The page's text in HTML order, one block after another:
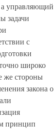
а управляющий
задачи
с
широко
же стороны
закона о
принцип